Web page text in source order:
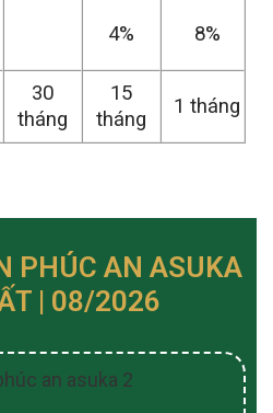
4% 8%
30
tháng
15
tháng
1 tháng
PHÚC AN ASUKA
| 08/2026